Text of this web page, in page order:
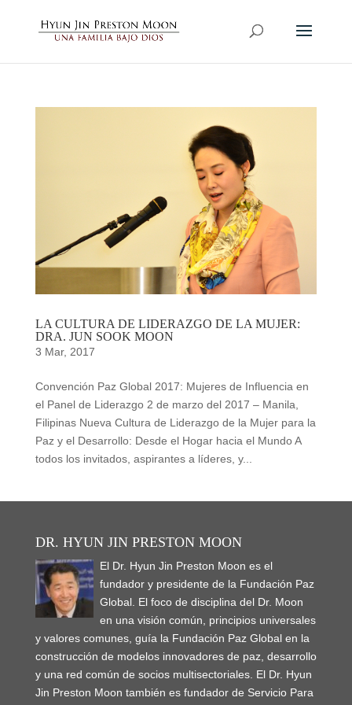
LA CULTURA DE LIDERAZGO DE LA MUJER:
DRA. JUN SOOK MOON
3 Mar, 2017
Convención Paz Global 2017: Mujeres de Influencia en
el Panel de Liderazgo 2 de marzo del 2017 – Manila,
Filipinas Nueva Cultura de Liderazgo de la Mujer para la
Paz y el Desarrollo: Desde el Hogar hacia el Mundo A
todos los invitados, aspirantes a líderes, y...
DR. HYUN JIN PRESTON MOON
El Dr. Hyun Jin Preston Moon es el
fundador y presidente de la Fundación Paz
Global. El foco de disciplina del Dr. Moon
en una visión común, principios universales
y valores comunes, guía la Fundación Paz Global en la
construcción de modelos innovadores de paz, desarrollo
y una red común de socios multisectoriales. El Dr. Hyun
Jin Preston Moon también es fundador de Servicio Para